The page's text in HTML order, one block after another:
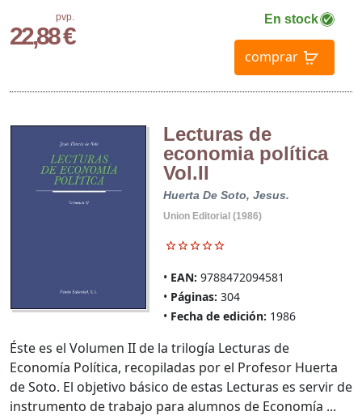
pvp.
22,88 €
En stock
comprar
Lecturas de
economia política
Vol.II
Huerta De Soto, Jesus.
Union Editorial (1986)
EAN: 9788472094581
Páginas: 304
Fecha de edición: 1986
Éste es el Volumen II de la trilogía Lecturas de
Economía Política, recopiladas por el Profesor Huerta
de Soto. El objetivo básico de estas Lecturas es servir de
instrumento de trabajo para alumnos de Economía ...